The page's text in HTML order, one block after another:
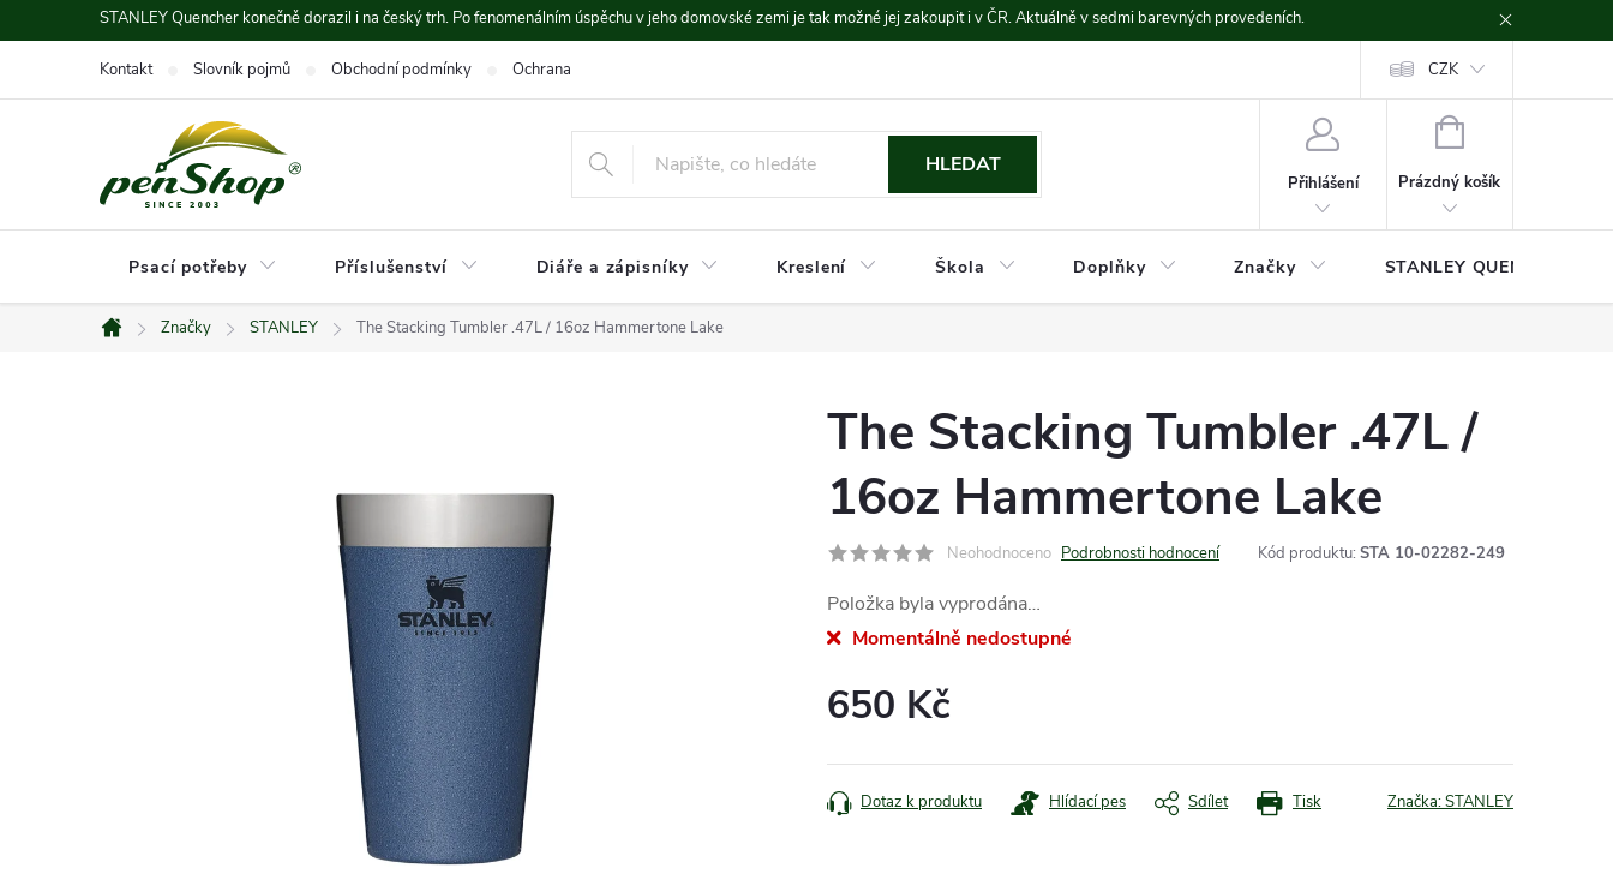
na
STANLEY Quencher konečně dorazil i na český trh. Po fenomenálním úspěchu v jeho domovské zemi je tak možné jej zakoupit i v ČR. Aktuálně v sedmi barevných provedeních.
Kontakt Slovník pojmů Obchodní podmínky Ochrana údajů CZK
HLEDAT
Přihlášení
NÁKUPNÍ
Prázdný košík
Psací potřeby Příslušenství Diáře a zápisníky Kreslení Škola Doplňky Značky STANLEY QUENCHER
Domů
Značky STANLEY The Stacking Tumbler .47L / 16oz Hammertone Lake
The Stacking Tumbler .47L /
16oz Hammertone Lake
Neohodnoceno Podrobnosti hodnocení Kód produktu: STA 10-02282-249
Položka byla vyprodána…
Momentálně nedostupné
650 Kč
cena:
Tisk
Dotaz k produktu Hlídací pes Sdílet Značka:STANLEY